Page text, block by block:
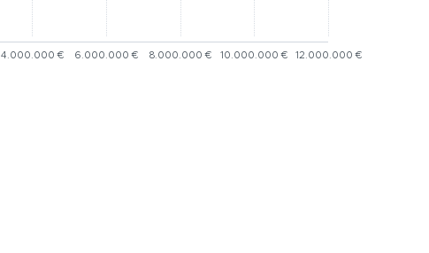
4.000.000 € 6.000.000 € 8.000.000 € 10.000.000 € 12.000.000 €